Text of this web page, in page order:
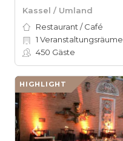
Kassel / Umland
Restaurant / Café
1 Veranstaltungsräume
450 Gäste
HIGHLIGHT